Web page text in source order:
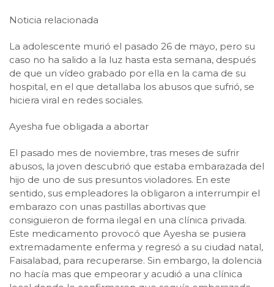
Noticia relacionada
La adolescente murió el pasado 26 de mayo, pero su
caso no ha salido a la luz hasta esta semana, después
de que un vídeo grabado por ella en la cama de su
hospital, en el que detallaba los abusos que sufrió, se
hiciera viral en redes sociales.
Ayesha fue obligada a abortar
El pasado mes de noviembre, tras meses de sufrir
abusos, la joven descubrió que estaba embarazada del
hijo de uno de sus presuntos violadores. En este
sentido, sus empleadores la obligaron a interrumpir el
embarazo con unas pastillas abortivas que
consiguieron de forma ilegal en una clínica privada.
Este medicamento provocó que Ayesha se pusiera
extremadamente enferma y regresó a su ciudad natal,
Faisalabad, para recuperarse. Sin embargo, la dolencia
no hacía mas que empeorar y acudió a una clínica